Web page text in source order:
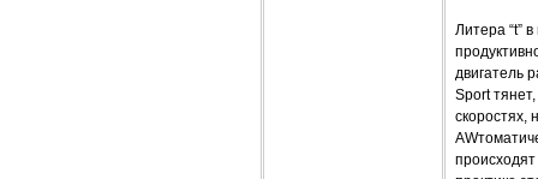
Литера “t”
двигатель
Sport
скоростях,